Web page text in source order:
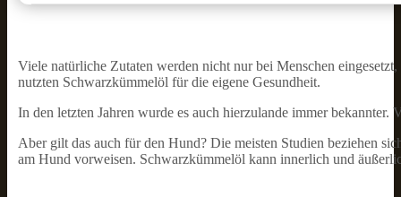
Viele natürliche Zutaten werden nicht nur bei Menschen
nutzten Schwarzkümmelöl für die eigene Gesundheit.
In den letzten Jahren wurde es auch hierzulande immer
Aber gilt das auch für den Hund? Die meisten Studien beziehen
am Hund vorweisen. Schwarzkümmelöl kann innerlich und